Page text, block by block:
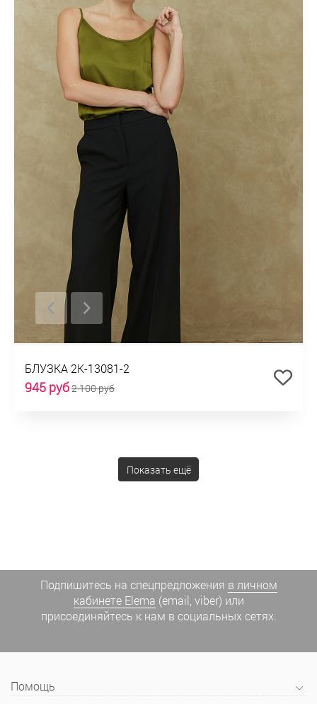
БЛУЗКА 2К-13081-2
945 руб2 100 руб
Показать ещё
Подпишитесь на спецпредложения в личном
кабинете Elema (email, viber) или
присоединяйтесь к нам в социальных сетях.
Помощь